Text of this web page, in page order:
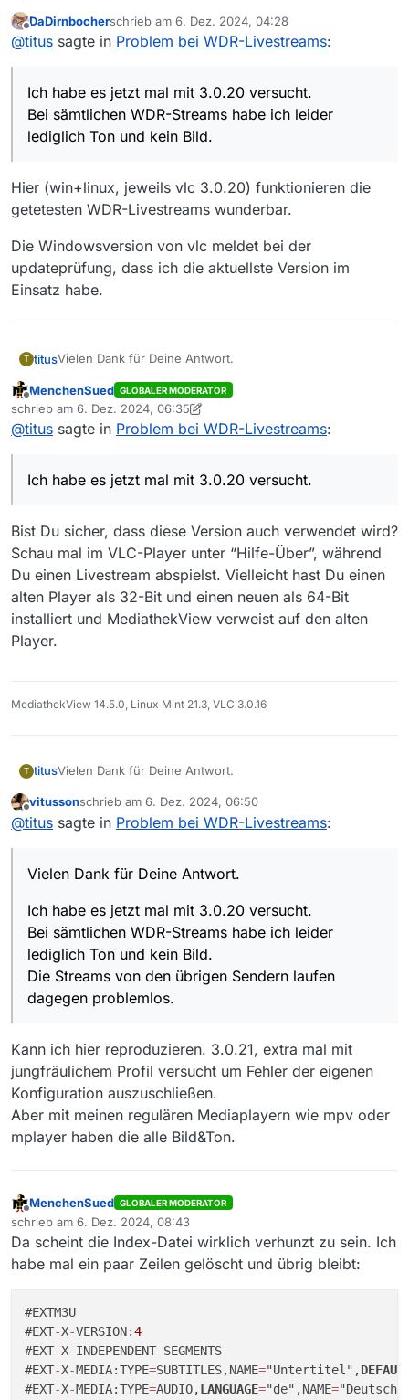
Ich habe es jetzt mal mit 3.0.20 versucht.
Bei sämtlichen WDR-Streams habe ich leider lediglich Ton
problemlos.
Offline
DaDirnbocherschrieb am 6. Dez. 2024, 04:28
zuletzt editiert von
@titus sagte in Problem bei WDR-Livestreams:
Ich habe es jetzt mal mit 3.0.20 versucht.
Bei sämtlichen WDR-Streams habe ich leider
lediglich Ton und kein Bild.
Hier (win+linux, jeweils vlc 3.0.20) funktionieren die
getetesten WDR-Livestreams wunderbar.
Die Windowsversion von vlc meldet bei der
updateprüfung, dass ich die aktuellste Version im
Einsatz habe.
T titusVielen Dank für Deine Antwort.
Ich habe es jetzt mal mit 3.0.20 versucht.
Bei sämtlichen WDR-Streams habe ich leider lediglich Ton
und kein Bild.
Offline
MenchenSued GLOBALER MODERATOR
schrieb am 6. Dez. 2024, 06:35
zuletzt editiert von MenchenSued
@titus sagte in Problem bei WDR-Livestreams:
Ich habe es jetzt mal mit 3.0.20 versucht.
Bist Du sicher, dass diese Version auch verwendet wird?
Schau mal im VLC-Player unter “Hilfe-Über”, während
Du einen Livestream abspielst. Vielleicht hast Du einen
alten Player als 32-Bit und einen neuen als 64-Bit
installiert und MediathekView verweist auf den alten
Player.
MediathekView 14.5.0, Linux Mint 21.3, VLC 3.0.16
T titusVielen Dank für Deine Antwort.
Ich habe es jetzt mal mit 3.0.20 versucht.
Bei sämtlichen WDR-Streams habe ich leider lediglich Ton
problemlos.
Offline
vitussonschrieb am 6. Dez. 2024, 06:50
zuletzt editiert von
@titus sagte in Problem bei WDR-Livestreams:
Vielen Dank für Deine Antwort.
Ich habe es jetzt mal mit 3.0.20 versucht.
Bei sämtlichen WDR-Streams habe ich leider
lediglich Ton und kein Bild.
Die Streams von den übrigen Sendern laufen
dagegen problemlos.
Kann ich hier reproduzieren. 3.0.21, extra mal mit
jungfräulichem Profil versucht um Fehler der eigenen
Konfiguration auszuschließen.
Aber mit meinen regulären Mediaplayern wie mpv oder
mplayer haben die alle Bild&Ton.
Offline
MenchenSued GLOBALER MODERATOR
schrieb am 6. Dez. 2024, 08:43
zuletzt editiert von
Da scheint die Index-Datei wirklich verhunzt zu sein. Ich
habe mal ein paar Zeilen gelöscht und übrig bleibt:
#EXTM3U
#EXT-X-VERSION:4
#EXT-X-INDEPENDENT-SEGMENTS
#EXT-X-MEDIA:TYPE=SUBTITLES,NAME="Untertitel",
#EXT-X-MEDIA:TYPE=AUDIO,LANGUAGE="de",NAME=